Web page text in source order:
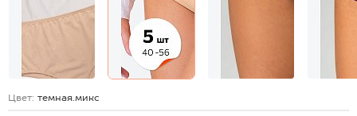
Цвет: темная.микс